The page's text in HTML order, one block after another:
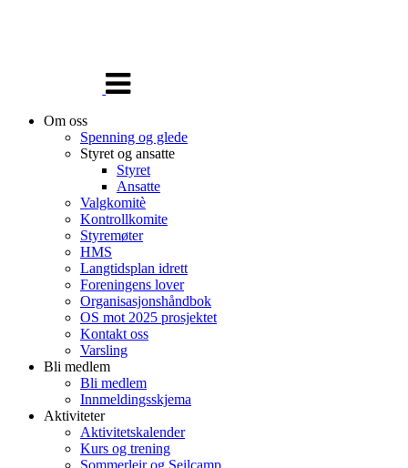
navigasjon
Om oss
Spenning og glede
Styret og ansatte
Styret
Ansatte
Valgkomitè
Kontrollkomite
Styremøter
HMS
Langtidsplan idrett
Foreningens lover
Organisasjonshåndbok
OS mot 2025 prosjektet
Kontakt oss
Varsling
Bli medlem
Bli medlem
Innmeldingsskjema
Aktiviteter
Aktivitetskalender
Kurs og trening
Sommerleir og Seilcamp